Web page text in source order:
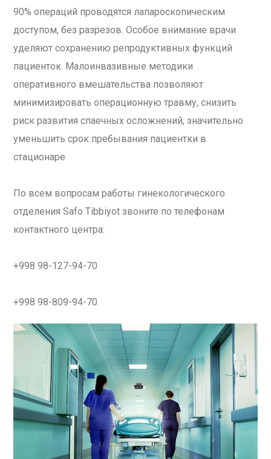
90% операций проводятся лапароскопическим
доступом, без разрезов. Особое внимание врачи
уделяют сохранению репродуктивных функций
пациенток. Малоинвазивные методики
оперативного вмешательства позволяют
минимизировать операционную травму, снизить
риск развития спаечных осложнений, значительно
уменьшить срок пребывания пациентки в
стационаре
По всем вопросам работы гинекологического
отделения Safo Tibbiyot звоните по телефонам
контактного центра:
+998 98-127-94-70
+998 98-809-94-70